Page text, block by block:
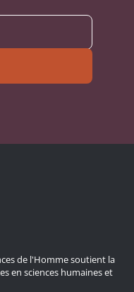
de l'Homme soutient la
en sciences humaines et